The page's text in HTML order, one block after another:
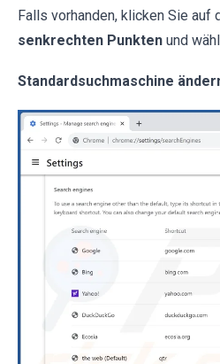
Falls vorhanden, klicken Sie auf
senkrechten Punkten und
Standardsuchmaschine